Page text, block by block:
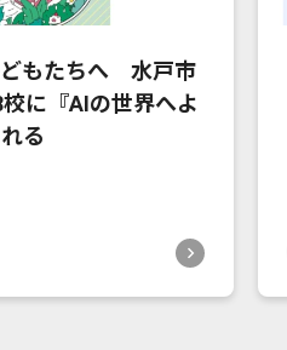
もたちへ 水戸市
に『AIの世界へよ
る